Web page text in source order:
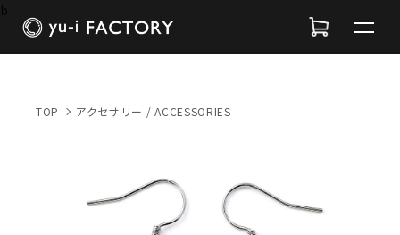
TOP アクセサリー / ACCESSORIES